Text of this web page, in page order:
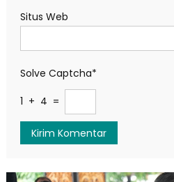
Situs Web
Solve Captcha*
1 + 4 =